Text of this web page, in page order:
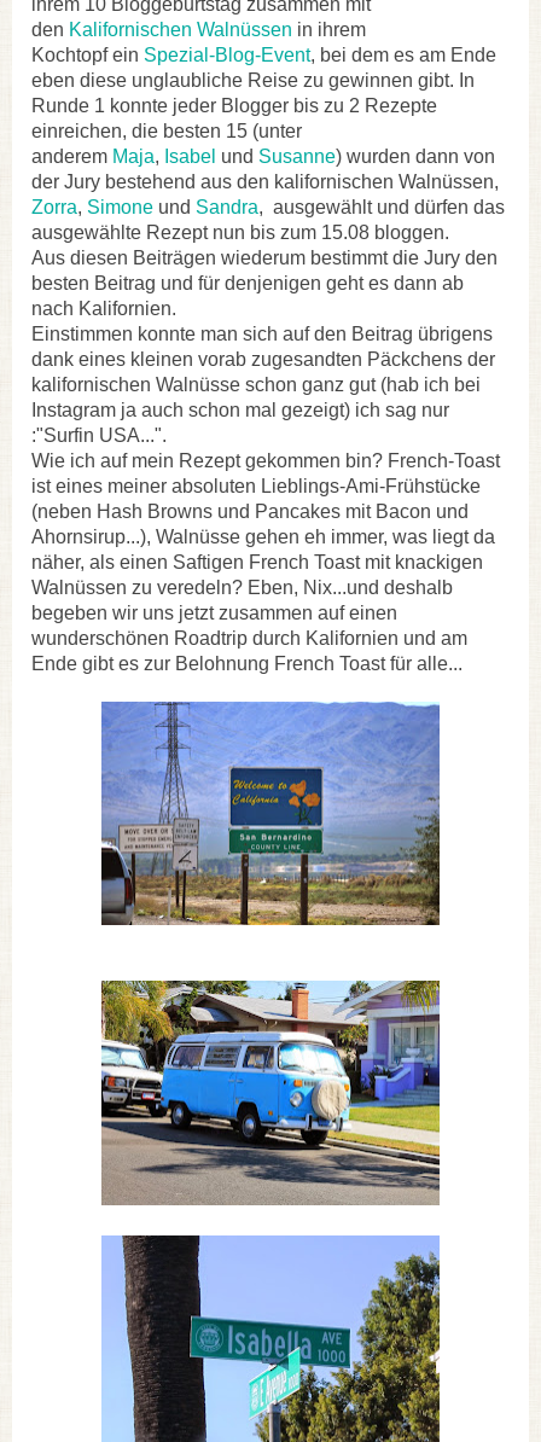
den Kalifornischen Walnüssen in ihrem
Kochtopf ein Spezial-Blog-Event, bei dem es am Ende
eben diese unglaubliche Reise zu gewinnen gibt. In
Runde 1 konnte jeder Blogger bis zu 2 Rezepte
einreichen, die besten 15 (unter
anderem Maja, Isabel und Susanne) wurden dann von
der Jury bestehend aus den kalifornischen Walnüssen,
Zorra, Simone und Sandra, ausgewählt und dürfen das
ausgewählte Rezept nun bis zum 15.08 bloggen.
Aus diesen Beiträgen wiederum bestimmt die Jury den
besten Beitrag und für denjenigen geht es dann ab
nach Kalifornien.
Einstimmen konnte man sich auf den Beitrag übrigens
dank eines kleinen vorab zugesandten Päckchens der
kalifornischen Walnüsse schon ganz gut (hab ich bei
Instagram ja auch schon mal gezeigt) ich sag nur
:"Surfin USA...".
Wie ich auf mein Rezept gekommen bin? French-Toast
ist eines meiner absoluten Lieblings-Ami-Frühstücke
(neben Hash Browns und Pancakes mit Bacon und
Ahornsirup...), Walnüsse gehen eh immer, was liegt da
näher, als einen Saftigen French Toast mit knackigen
Walnüssen zu veredeln? Eben, Nix...und deshalb
begeben wir uns jetzt zusammen auf einen
wunderschönen Roadtrip durch Kalifornien und am
Ende gibt es zur Belohnung French Toast für alle...